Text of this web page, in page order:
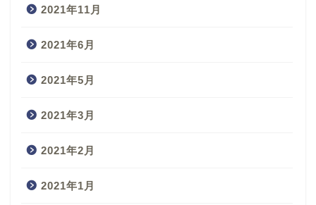
2021年11月
2021年6月
2021年5月
2021年3月
2021年2月
2021年1月